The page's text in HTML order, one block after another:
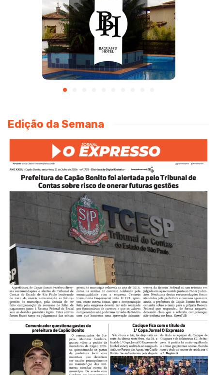
Edição da Semana